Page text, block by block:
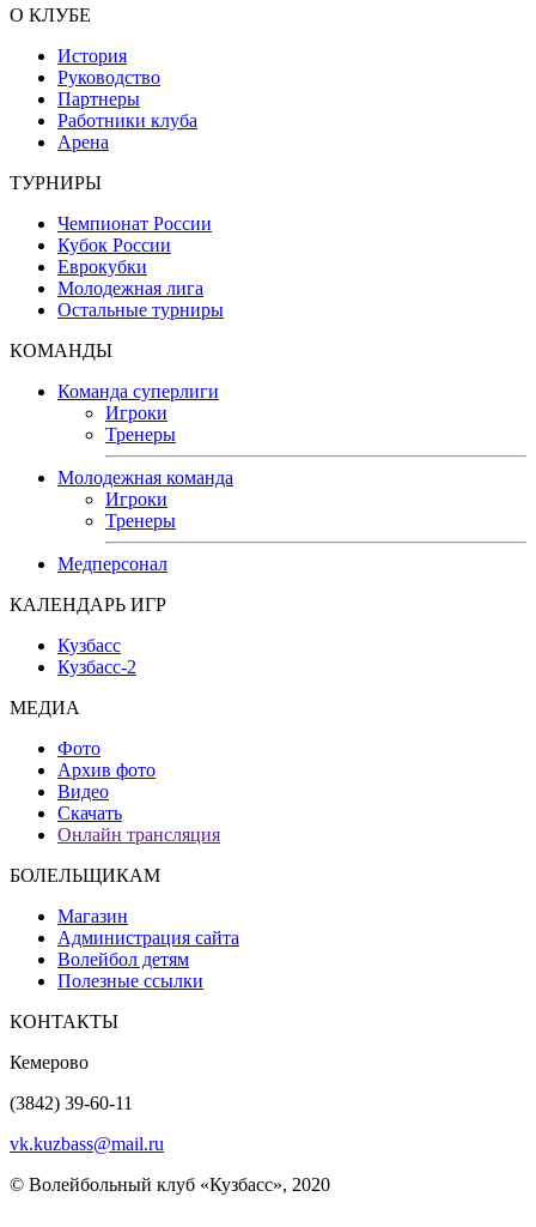
О КЛУБЕ
История
Руководство
Партнеры
Работники клуба
Арена
ТУРНИРЫ
Чемпионат России
Кубок России
Еврокубки
Молодежная лига
Остальные турниры
КОМАНДЫ
Команда суперлиги
Игроки
Тренеры
Молодежная команда
Игроки
Тренеры
Медперсонал
КАЛЕНДАРЬ ИГР
Кузбасс
Кузбасс-2
МЕДИА
Фото
Архив фото
Видео
Скачать
Онлайн трансляция
БОЛЕЛЬЩИКАМ
Магазин
Администрация сайта
Волейбол детям
Полезные ссылки
КОНТАКТЫ
Кемерово
(3842) 39-60-11
vk.kuzbass@mail.ru
© Волейбольный клуб «Кузбасс», 2020